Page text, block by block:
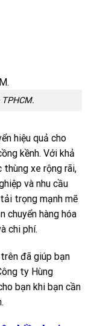
hiệu quả cho
kềnh. Với khả
xe rộng rãi,
và nhu cầu
trọng mạnh mẽ
chuyển hàng hóa
chi phí.
đã giúp bạn
ty Hùng
bạn khi bạn cần